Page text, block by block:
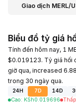
Giao dịch MERL/
Biểu đồ tỷ giá
Tính đến hôm nay, 1
$0.019123. Tỷ giá hối
giờ qua, increased
trong 30 ngày qua.
24H 7D 14D
Cao: KSh0.019696 Thấp